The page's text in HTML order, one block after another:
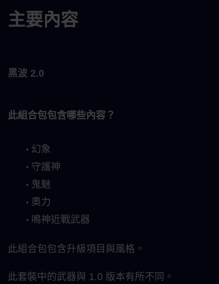
主要內容
黑波 2.0
此組合包包含哪些內容？
幻象
守護神
鬼魅
奧力
鳴神近戰武器
此組合包包含升級項目與風格。
此套裝中的武器與 1.0 版本有所不同。